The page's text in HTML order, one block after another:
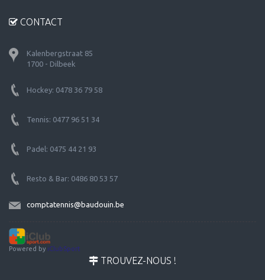
CONTACT
Kalenbergstraat 85
1700 - Dilbeek
Hockey: 0478 36 79 58
Tennis: 0477 96 51 34
Padel: 0475 44 21 93
Resto & Bar: 0486 80 53 57
comptatennis@baudouin.be
Powered by iClubSport
TROUVEZ-NOUS !